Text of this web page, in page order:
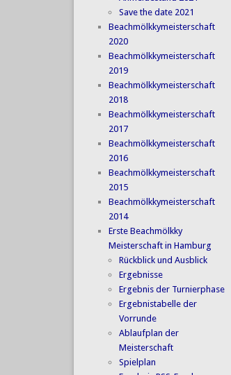
Save the date 2021
Beachmölkkymeisterschaft
2020
Beachmölkkymeisterschaft
2019
Beachmölkkymeisterschaft
2018
Beachmölkkymeisterschaft
2017
Beachmölkkymeisterschaft
2016
Beachmölkkymeisterschaft
2015
Beachmölkkymeisterschaft
2014
Erste Beachmölkky
Meisterschaft in Hamburg
Rückblick und Ausblick
Ergebnisse
Ergebnis der Turnierphase
Ergebnistabelle der
Vorrunde
Ablaufplan der
Meisterschaft
Spielplan